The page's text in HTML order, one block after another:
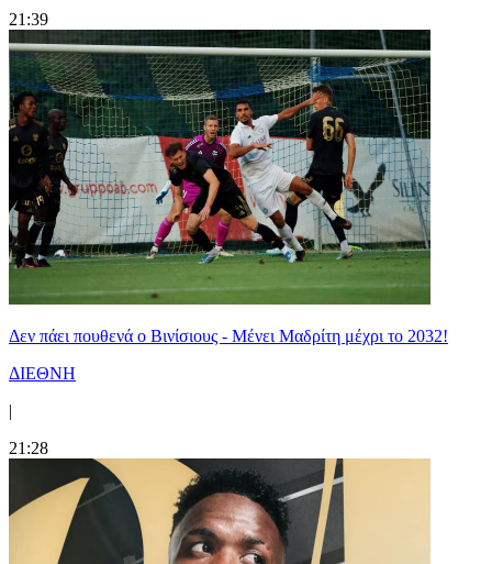
21:39
Δεν πάει πουθενά ο Βινίσιους - Μένει Μαδρίτη μέχρι το 2032!
ΔΙΕΘΝΗ
|
21:28